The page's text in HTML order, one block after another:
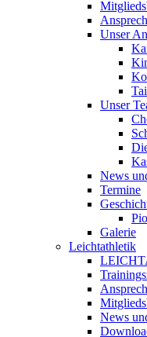
Unser
Unser
News
Termine
Galerie
Leichtathletik
News